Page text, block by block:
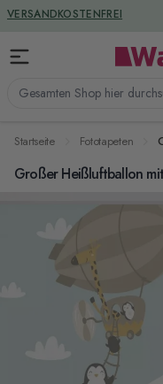
Zum Inhalt springen
Gesamten Shop hier
VERSANDKOSTENFREI
GREENGUARD ZERTIFIZIERT
Startseite Fototapeten
Großer Heißluftballon